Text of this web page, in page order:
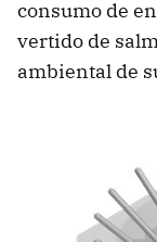
consumo de
vertido de
ambiental de